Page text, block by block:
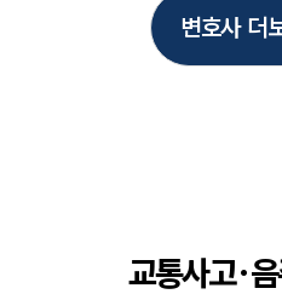
법률 블
변호사 더
교통사고·